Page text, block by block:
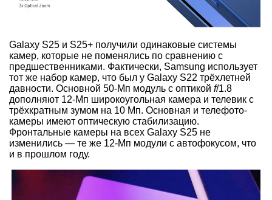
Galaxy S25 и S25+ получили одинаковые системы
камер, которые не поменялись по сравнению с
предшественниками. Фактически, Samsung использует
тот же набор камер, что был у Galaxy S22 трёхлетней
давности. Основной 50-Мп модуль с оптикой f/1.8
дополняют 12-Мп широкоугольная камера и телевик с
трёхкратным зумом на 10 Мп. Основная и телефото-
камеры имеют оптическую стабилизацию.
Фронтальные камеры на всех Galaxy S25 не
изменились — те же 12-Мп модули с автофокусом, что
и в прошлом году.